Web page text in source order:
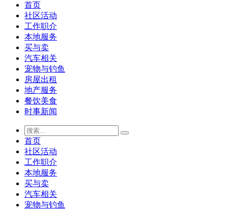
首页
社区活动
工作职介
本地服务
买与卖
汽车相关
宠物与钓鱼
房屋出租
地产服务
餐饮美食
时事新闻
首页
社区活动
工作职介
本地服务
买与卖
汽车相关
宠物与钓鱼